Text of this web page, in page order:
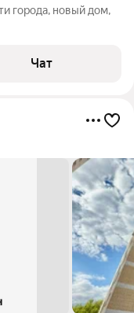
города, новый дом,
Чат